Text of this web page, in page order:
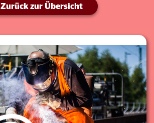
Zurück zur Übersicht